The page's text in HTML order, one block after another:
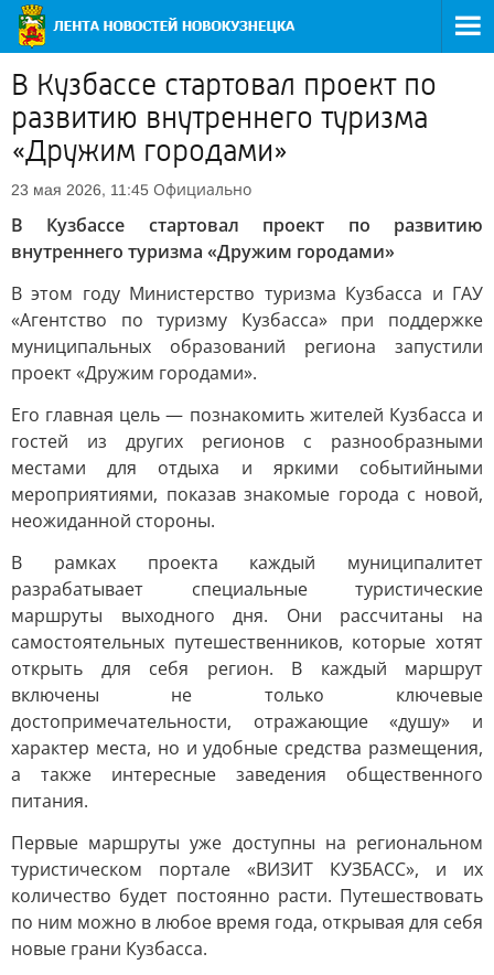
В Кузбассе стартовал проект по
развитию внутреннего туризма
«Дружим городами»
23 мая 2026, 11:45 Официально
В Кузбассе стартовал проект по развитию
внутреннего туризма «Дружим городами»
В этом году Министерство туризма Кузбасса и ГАУ
«Агентство по туризму Кузбасса» при поддержке
муниципальных образований региона запустили
проект «Дружим городами».
Его главная цель — познакомить жителей Кузбасса и
гостей из других регионов с разнообразными
местами для отдыха и яркими событийными
мероприятиями, показав знакомые города с новой,
неожиданной стороны.
В рамках проекта каждый муниципалитет
разрабатывает специальные туристические
маршруты выходного дня. Они рассчитаны на
самостоятельных путешественников, которые хотят
открыть для себя регион. В каждый маршрут
включены не только ключевые
достопримечательности, отражающие «душу» и
характер места, но и удобные средства размещения,
а также интересные заведения общественного
питания.
Первые маршруты уже доступны на региональном
туристическом портале «ВИЗИТ КУЗБАСС», и их
количество будет постоянно расти. Путешествовать
по ним можно в любое время года, открывая для себя
новые грани Кузбасса.